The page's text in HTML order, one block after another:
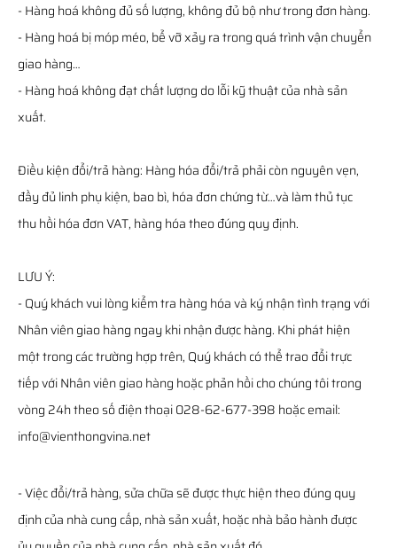
- Hàng hoá không đủ số lượng, không đủ bộ như trong đơn hàng.
- Hàng hoá bị móp méo, bể vỡ xảy ra trong quá trình vận chuyển
giao hàng…
- Hàng hoá không đạt chất lượng do lỗi kỹ thuật của nhà sản
xuất.
Điều kiện đổi/trả hàng: Hàng hóa đổi/trả phải còn nguyên vẹn,
đầy đủ linh phụ kiện, bao bì, hóa đơn chứng từ…và làm thủ tục
thu hồi hóa đơn VAT, hàng hóa theo đúng quy định.
LƯU Ý:
- Quý khách vui lòng kiểm tra hàng hóa và ký nhận tình trạng với
Nhân viên giao hàng ngay khi nhận được hàng. Khi phát hiện
một trong các trường hợp trên, Quý khách có thể trao đổi trực
tiếp với Nhân viên giao hàng hoặc phản hồi cho chúng tôi trong
vòng 24h theo số điện thoại 028-62-677-398 hoặc email:
info@vienthongvina.net
- Việc đổi/trả hàng, sửa chữa sẽ được thực hiện theo đúng quy
định của nhà cung cấp, nhà sản xuất, hoặc nhà bảo hành được